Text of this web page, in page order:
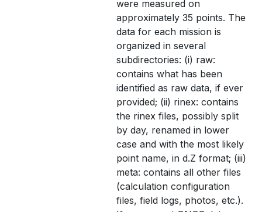
were measured on
approximately 35 points. The
data for each mission is
organized in several
subdirectories: (i) raw:
contains what has been
identified as raw data, if ever
provided; (ii) rinex: contains
the rinex files, possibly split
by day, renamed in lower
case and with the most likely
point name, in d.Z format; (iii)
meta: contains all other files
(calculation configuration
files, field logs, photos, etc.).